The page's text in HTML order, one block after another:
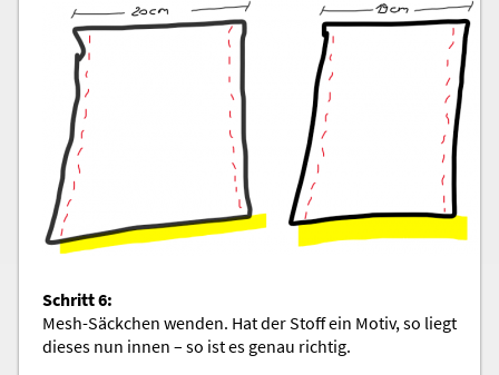
Schritt 6:
Mesh-Säckchen wenden. Hat der Stoff ein Motiv, so liegt
dieses nun innen – so ist es genau richtig.